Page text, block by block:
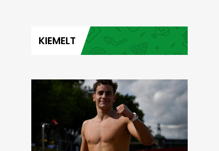
KIEMELT